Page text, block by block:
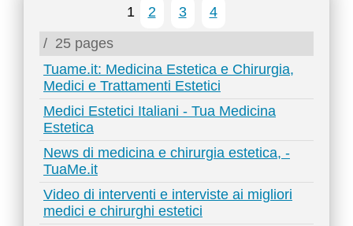
1 2 3
4
/ 25 pages
Tuame.it: Medicina Estetica e Chirurgia,
Medici e Trattamenti Estetici
Medici Estetici Italiani - Tua Medicina
Estetica
News di medicina e chirurgia estetica, -
TuaMe.it
Video di interventi e interviste ai migliori
medici e chirurghi estetici